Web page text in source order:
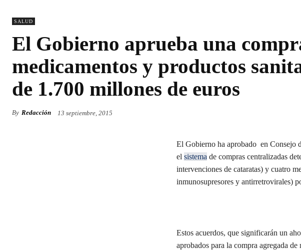
SALUD
El Gobierno aprueba una
medicamentos y productos
de 1.700 millones de euros
By Redacción 13 septiembre, 2015
El Gobierno ha aprobado en Consejo
el sistema de compras centralizadas
intervenciones de cataratas) y cuatro
inmunosupresores y antirretrovirales)
Estos acuerdos, que significarán un
aprobados para la compra agregada